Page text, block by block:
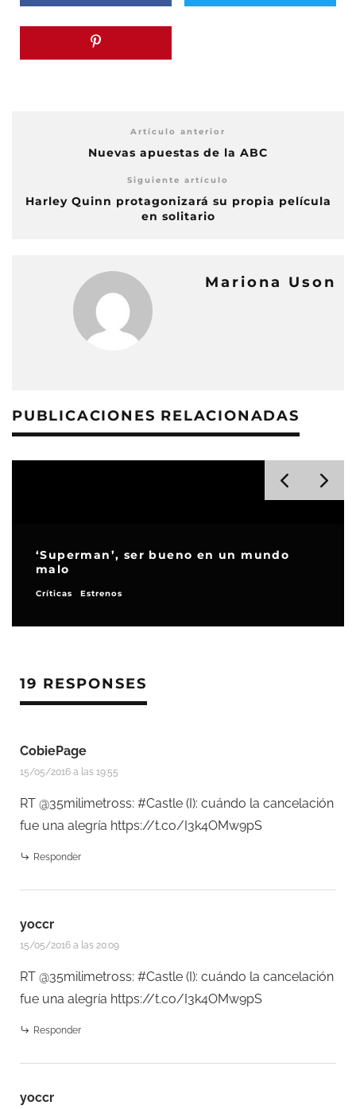
Artículo anterior
Nuevas apuestas de la ABC
Siguiente artículo
Harley Quinn protagonizará su propia película
en solitario
Mariona Uson
PUBLICACIONES RELACIONADAS
Agatha Raisin atrapa criminales en
COSMO
Series de TV
19 RESPONSES
CobiePage
15/05/2016 a las 19:55
RT @35milimetross: #Castle (I): cuándo la cancelación
fue una alegría https://t.co/I3k4OMw9pS
Responder
yoccr
15/05/2016 a las 20:09
RT @35milimetross: #Castle (I): cuándo la cancelación
fue una alegría https://t.co/I3k4OMw9pS
Responder
yoccr